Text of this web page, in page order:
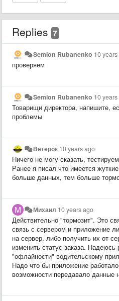
Replies 7
Semion Rubanenko 10
проверяем
Semion Rubanenko 10
Товарищи директора, напишите,
проблемы
Ветерок 10 years ago
Ничего не могу сказать,
Ранее я писал что имеется
больше данных, тем больше
Михаил 10 years ago
Действительно "тормозит". Это
связь с сервером и приложение
на сервер, либо получить их от
изменить статус заказа. Надеюсь
"офлайности" водительскому
Надо что бы приложение
возможности передавало данные